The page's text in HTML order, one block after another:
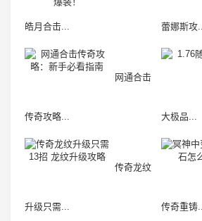
皓月合击... 蕾娜斯攻
网通合击
传奇攻略... 大极品...
传奇龙纹
升级只需... 传奇重铸